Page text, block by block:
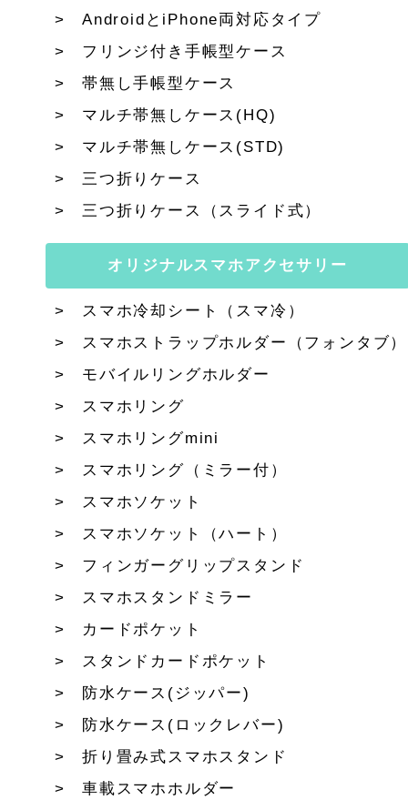
AndroidとiPhone両対応タイプ
フリンジ付き手帳型ケース
帯無し手帳型ケース
マルチ帯無しケース(HQ)
マルチ帯無しケース(STD)
三つ折りケース
三つ折りケース（スライド式）
オリジナルスマホアクセサリー
スマホ冷却シート（スマ冷）
スマホストラップホルダー（フォンタブ）
モバイルリングホルダー
スマホリング
スマホリングmini
スマホリング（ミラー付）
スマホソケット
スマホソケット（ハート）
フィンガーグリップスタンド
スマホスタンドミラー
カードポケット
スタンドカードポケット
防水ケース(ジッパー)
防水ケース(ロックレバー)
折り畳み式スマホスタンド
車載スマホホルダー